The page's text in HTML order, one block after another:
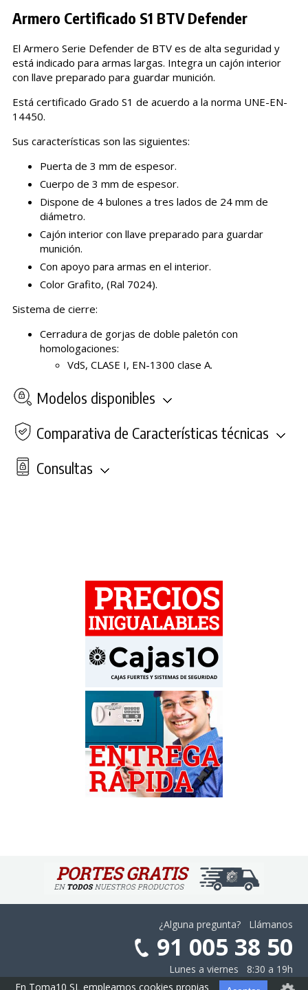
Armero Certificado S1 BTV Defender
El Armero Serie Defender de BTV es de alta seguridad y
está indicado para armas largas. Integra un cajón interior
con llave preparado para guardar munición.
Está certificado Grado S1 de acuerdo a la norma UNE-EN-
14450.
Sus características son las siguientes:
Puerta de 3 mm de espesor.
Cuerpo de 3 mm de espesor.
Dispone de 4 bulones a tres lados de 24 mm de
diámetro.
Cajón interior con llave preparado para guardar
munición.
Con apoyo para armas en el interior.
Color Grafito, (Ral 7024).
Sistema de cierre:
Cerradura de gorjas de doble paletón con
homologaciones:
VdS, CLASE I, EN-1300 clase A.
Modelos disponibles
Comparativa de Características técnicas
Consultas
¿Alguna pregunta? Llámanos
91 005 38 50
Lunes a viernes 8:30 a 19h
En Toma10 SL empleamos cookies propias